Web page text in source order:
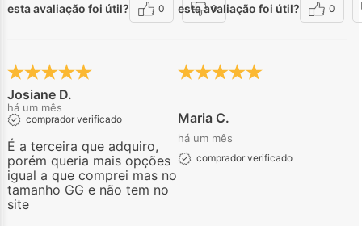
esta avaliação foi útil? 0 0
esta avaliação foi útil? 0
Josiane D.
há um mês
comprador verificado
É a terceira que adquiro,
porém queria mais opções
igual a que comprei mas no
tamanho GG e não tem no
site
Maria C.
há um mês
comprador verificado